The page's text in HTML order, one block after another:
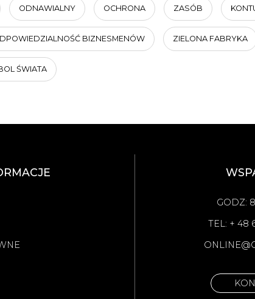
ODNAWIALNY OCHRONA ZASÓB
BIZNESMENÓW ZIELONA FABRYKA
ŚWIATA
GODZ:
TEL: + 48